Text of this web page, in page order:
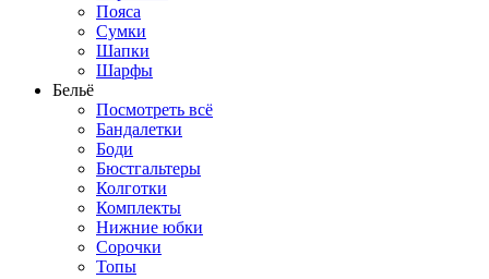
Пояса
Сумки
Шапки
Шарфы
Бельё
Посмотреть всё
Бандалетки
Боди
Бюстгальтеры
Колготки
Комплекты
Нижние юбки
Сорочки
Топы